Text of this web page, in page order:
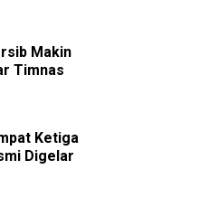
Makin
Timnas
Ketiga
Digelar